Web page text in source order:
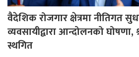
वैदेशिक रोजगार क्षेत्रमा नीतिगत
व्यवसायीद्वारा आन्दोलनको घोषणा,
स्थगित